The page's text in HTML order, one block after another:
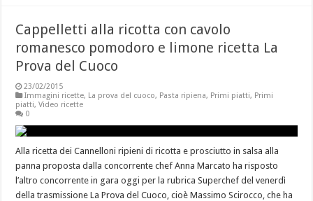
Cappelletti alla ricotta con cavolo
romanesco pomodoro e limone ricetta La
Prova del Cuoco
23/02/2015
Immagini ricette, La prova del cuoco, Pasta ripiena, Primi piatti, Primi
piatti,Video ricette
0
Alla ricetta dei Cannelloni ripieni di ricotta e prosciutto in salsa alla
panna proposta dalla concorrente chef Anna Marcato ha risposto
l’altro concorrente in gara oggi per la rubrica Superchef del venerdì
della trasmissione La Prova del Cuoco, cioè Massimo Scirocco, che ha